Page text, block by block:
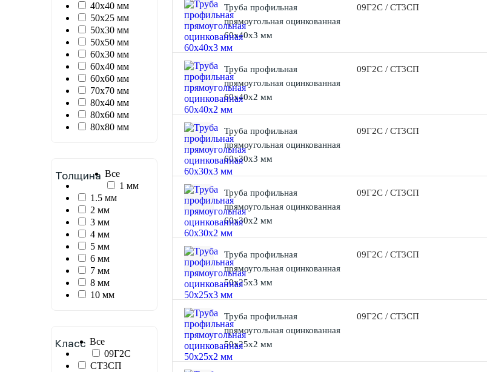
40х40 мм
50х25 мм
50х30 мм
50х50 мм
60х30 мм
60х40 мм
60х60 мм
70х70 мм
80х40 мм
80х60 мм
80х80 мм
Толщина Все
1 мм
1.5 мм
2 мм
3 мм
4 мм
5 мм
6 мм
7 мм
8 мм
10 мм
Класс Все
09Г2С
СТ3СП
Труба профильная
прямоугольная оцинкованная
60х40х3 мм
09Г2С / СТ3СП
Труба профильная
прямоугольная оцинкованная
60х40х2 мм
09Г2С / СТ3СП
Труба профильная
прямоугольная оцинкованная
60х30х3 мм
09Г2С / СТ3СП
Труба профильная
прямоугольная оцинкованная
60х30х2 мм
09Г2С / СТ3СП
Труба профильная
прямоугольная оцинкованная
50х25х3 мм
09Г2С / СТ3СП
Труба профильная
прямоугольная оцинкованная
50х25х2 мм
09Г2С / СТ3СП